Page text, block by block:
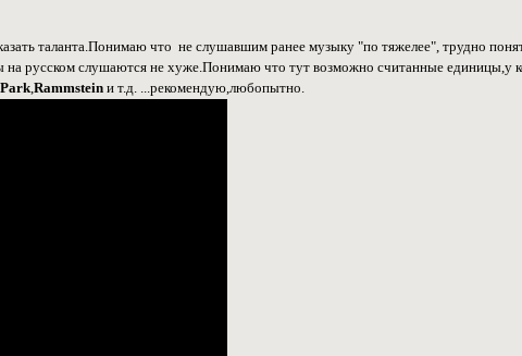
таланта.Понимаю что не слушавшим ранее музыку "по тяжелее", трудно
русском слушаются не хуже.Понимаю что тут возможно считанные единицы,у
,Rammstein и т.д. ...рекомендую,любопытно.